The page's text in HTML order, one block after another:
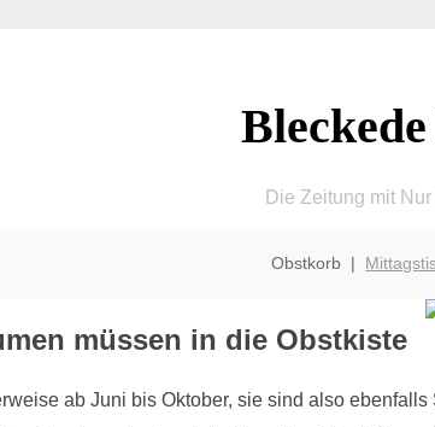
Die Zeitung mit
Obstkorb |
müssen in die Obstkiste
ab Juni bis Oktober, sie sind also